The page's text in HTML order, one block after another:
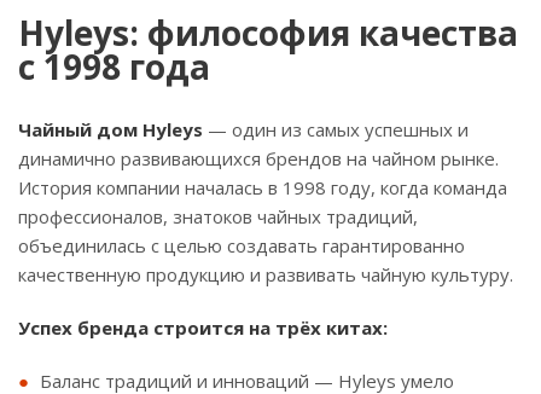
Hyleys: философия качества
с 1998 года
Чайный дом Hyleys — один из самых успешных и
динамично развивающихся брендов на чайном рынке.
История компании началась в 1998 году, когда команда
профессионалов, знатоков чайных традиций,
объединилась с целью создавать гарантированно
качественную продукцию и развивать чайную культуру.
Успех бренда строится на трёх китах:
Баланс традиций и инноваций — Hyleys умело